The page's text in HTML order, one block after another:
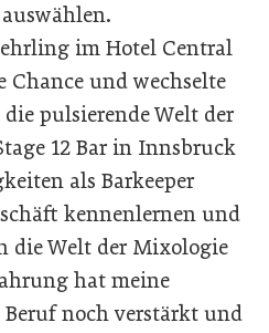
im Hotel Central
Chance und wechselte
pulsierende Welt der
12 Bar in Innsbruck
als Barkeeper
kennenlernen und
die Welt der Mixologie
hat meine
noch verstärkt und